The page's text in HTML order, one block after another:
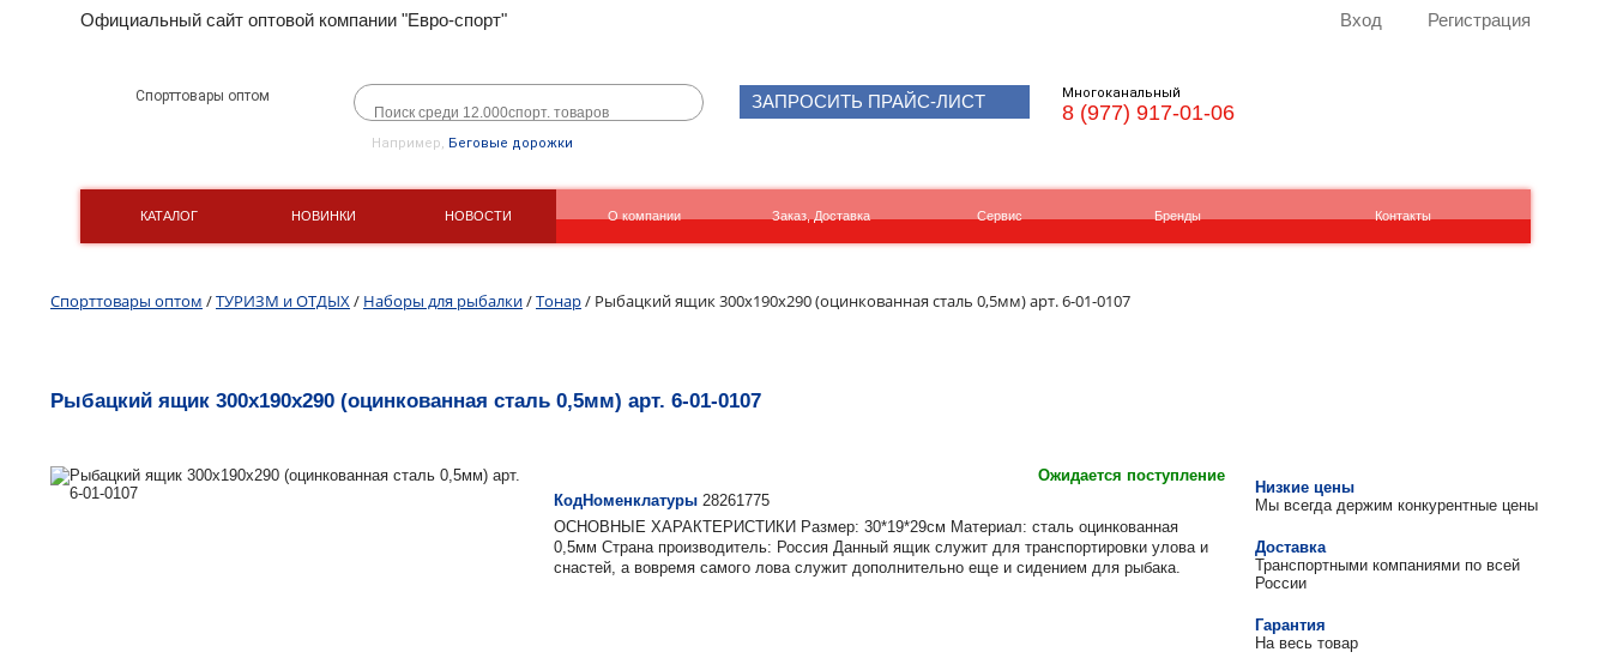
Официальный сайт оптовой компании "Евро-спорт" Вход Регистрация
Спорттовары оптом
Например, Беговые дорожки
ЗАПРОСИТЬ ПРАЙС-ЛИСТ Многоканальный
8 (977) 917-01-06
КАТАЛОГ НОВИНКИ НОВОСТИ О компании Заказ, Доставка Сервис Бренды Контакты
Спорттовары оптом /ТУРИЗМ и ОТДЫХ / Наборы для рыбалки/Тонар/ Рыбацкий ящик 300х190х290 (оцинкованная сталь 0,5мм) арт. 6-01-0107
Рыбацкий ящик 300х190х290 (оцинкованная сталь 0,5мм) арт. 6-01-0107
Ожидается поступление
КодНоменклатуры 28261775
ОСНОВНЫЕ ХАРАКТЕРИСТИКИ Размер: 30*19*29см Материал: сталь оцинкованная
0,5мм Страна производитель: Россия Данный ящик служит для транспортировки улова и
снастей, а вовремя самого лова служит дополнительно еще и сидением для рыбака.
Низкие цены
Мы всегда держим конкурентные цены
Доставка
Транспортными компаниями по всей
России
Гарантия
На весь товар